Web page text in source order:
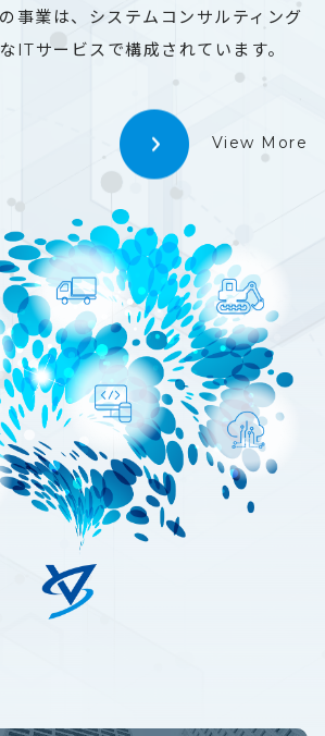
事業は、システムコンサルティング
ITサービスで構成されています。
View More